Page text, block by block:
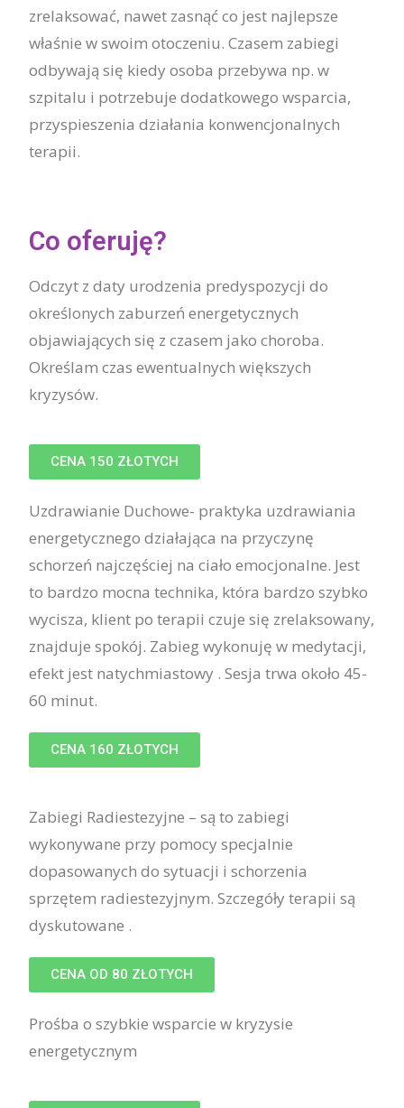
zrelaksować, nawet zasnąć co jest najlepsze
właśnie w swoim otoczeniu. Czasem zabiegi
odbywają się kiedy osoba przebywa np. w
szpitalu i potrzebuje dodatkowego wsparcia,
przyspieszenia działania konwencjonalnych
terapii.
Co oferuję?
Odczyt z daty urodzenia predyspozycji do
określonych zaburzeń energetycznych
objawiających się z czasem jako choroba.
Określam czas ewentualnych większych
kryzysów.
CENA 150 ZŁOTYCH
Uzdrawianie Duchowe- praktyka uzdrawiania
energetycznego działająca na przyczynę
schorzeń najczęściej na ciało emocjonalne. Jest
to bardzo mocna technika, która bardzo szybko
wycisza, klient po terapii czuje się zrelaksowany,
znajduje spokój. Zabieg wykonuję w medytacji,
efekt jest natychmiastowy . Sesja trwa około 45-
60 minut.
CENA 160 ZŁOTYCH
Zabiegi Radiestezyjne – są to zabiegi
wykonywane przy pomocy specjalnie
dopasowanych do sytuacji i schorzenia
sprzętem radiestezyjnym. Szczegóły terapii są
dyskutowane .
CENA OD 80 ZŁOTYCH
Prośba o szybkie wsparcie w kryzysie
energetycznym